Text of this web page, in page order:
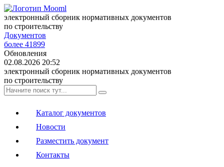
электронный сборник нормативных документов
по строительству
Документов
более 41899
Обновления
02.08.2026 20:52
электронный сборник нормативных документов
по строительству
Каталог документов
Новости
Разместить документ
Контакты